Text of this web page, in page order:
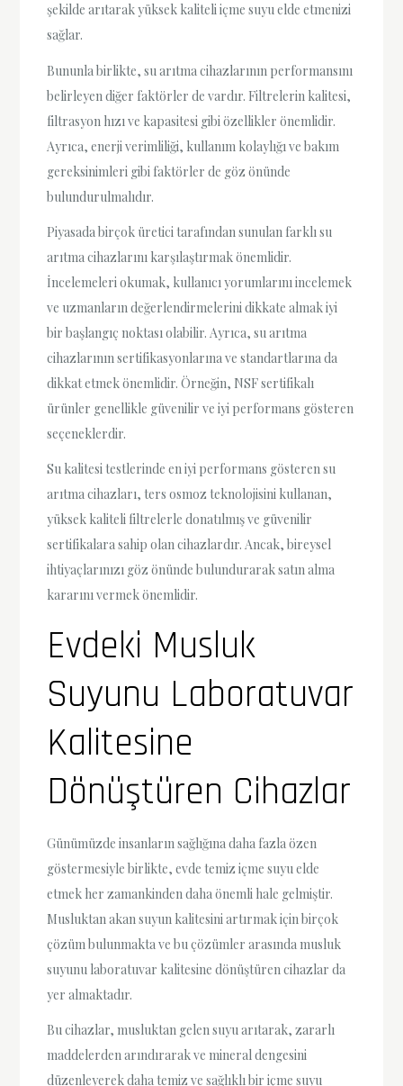
şekilde arıtarak yüksek kaliteli içme suyu elde etmenizi
sağlar.
Bununla birlikte, su arıtma cihazlarının performansını
belirleyen diğer faktörler de vardır. Filtrelerin kalitesi,
filtrasyon hızı ve kapasitesi gibi özellikler önemlidir.
Ayrıca, enerji verimliliği, kullanım kolaylığı ve bakım
gereksinimleri gibi faktörler de göz önünde
bulundurulmalıdır.
Piyasada birçok üretici tarafından sunulan farklı su
arıtma cihazlarını karşılaştırmak önemlidir.
İncelemeleri okumak, kullanıcı yorumlarını incelemek
ve uzmanların değerlendirmelerini dikkate almak iyi
bir başlangıç noktası olabilir. Ayrıca, su arıtma
cihazlarının sertifikasyonlarına ve standartlarına da
dikkat etmek önemlidir. Örneğin, NSF sertifikalı
ürünler genellikle güvenilir ve iyi performans gösteren
seçeneklerdir.
Su kalitesi testlerinde en iyi performans gösteren su
arıtma cihazları, ters osmoz teknolojisini kullanan,
yüksek kaliteli filtrelerle donatılmış ve güvenilir
sertifikalara sahip olan cihazlardır. Ancak, bireysel
ihtiyaçlarınızı göz önünde bulundurarak satın alma
kararını vermek önemlidir.
Evdeki Musluk
Suyunu Laboratuvar
Kalitesine
Dönüştüren Cihazlar
Günümüzde insanların sağlığına daha fazla özen
göstermesiyle birlikte, evde temiz içme suyu elde
etmek her zamankinden daha önemli hale gelmiştir.
Musluktan akan suyun kalitesini artırmak için birçok
çözüm bulunmakta ve bu çözümler arasında musluk
suyunu laboratuvar kalitesine dönüştüren cihazlar da
yer almaktadır.
Bu cihazlar, musluktan gelen suyu arıtarak, zararlı
maddelerden arındırarak ve mineral dengesini
düzenleyerek daha temiz ve sağlıklı bir içme suyu